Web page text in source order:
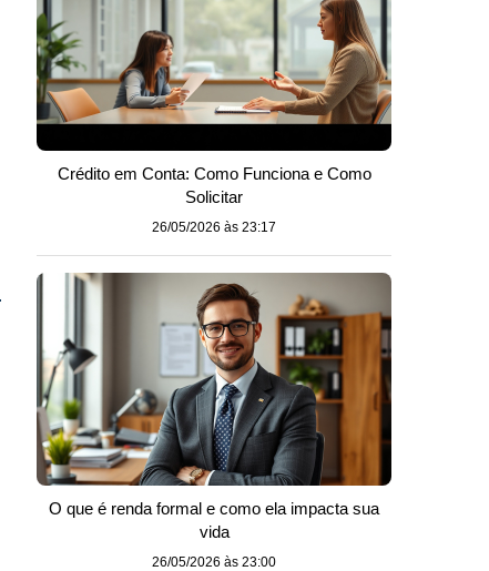
Crédito em Conta: Como Funciona e Como
Solicitar
26/05/2026 às 23:17
O que é renda formal e como ela impacta sua
vida
26/05/2026 às 23:00